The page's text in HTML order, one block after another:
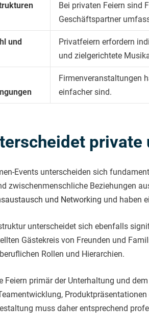
Bei privaten Feiern sind
Geschäftspartner
und
Privatfeiern erfordern
und zielgerichtete
Firmenveranstaltungen
einfacher sind.
private
Events unterscheiden sich
zwischenmenschliche Beziehungen
und Networking und haben
unterscheidet sich ebenfalls
Gästekreis von Freunden und
Rollen und Hierarchien.
Feiern primär der Unterhaltung und
muss daher entsprechend